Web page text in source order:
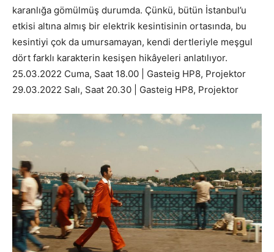
karanlığa gömülmüş durumda. Çünkü, bütün İstanbul’u
etkisi altına almış bir elektrik kesintisinin ortasında, bu
kesintiyi çok da umursamayan, kendi dertleriyle meşgul
dört farklı karakterin kesişen hikâyeleri anlatılıyor.
25.03.2022 Cuma, Saat 18.00 | Gasteig HP8, Projektor
29.03.2022 Salı, Saat 20.30 | Gasteig HP8, Projektor